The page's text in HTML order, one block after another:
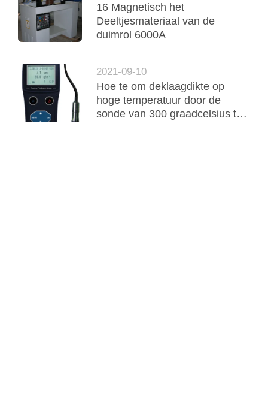
16 Magnetisch het
Deeltjesmateriaal van de
duimrol 6000A
2021-09-10
Hoe te om deklaagdikte op
hoge temperatuur door de
sonde van 300 graadcelsius te